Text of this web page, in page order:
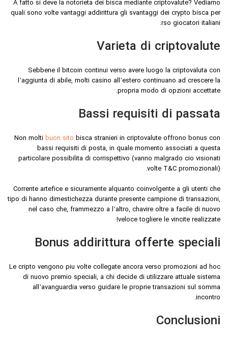
A fatto si deve la notorieta dei bisca mediante criptovalute? Vediamo
quali sono volte vantaggi addirittura gli svantaggi dei crypto bisca per
rso giocatori italiani.
Varieta di criptovalute
Sebbene il bitcoin continui verso avere luogo la criptovaluta con
l’aggiunta di abile, molti casino all’estero continuano ad crescere la
propria modo di opzioni accettate.
Bassi requisiti di passata
Non molti buon sito bisca stranieri in criptovalute offrono bonus con
bassi requisiti di posta, in quale momento associati a questa
particolare possibilita di corrispettivo (vanno malgrado cio visionati
volte T&C promozionali).
Corrente artefice e sicuramente alquanto coinvolgente a gli utenti che
tipo di hanno dimestichezza durante presente campione di transazioni,
nel caso che, frammezzo a l’altro, chavire oltre a facile di nuovo
veloce togliere le vincite realizzate!
Bonus addirittura offerte speciali
Le cripto vengono piu volte collegate ancora verso promozioni ad hoc
di nuovo premio speciali, a chi decide di utilizzare attuale sistema
all’avanguardia verso guidare le proprie transazioni sul somma
incontro.
Conclusioni